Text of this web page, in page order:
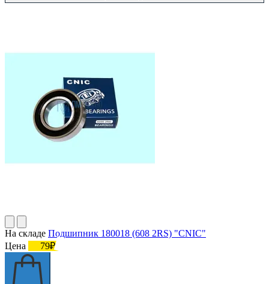
На складе Подшипник 180018 (608 2RS) "CNIC"
Цена
79₽